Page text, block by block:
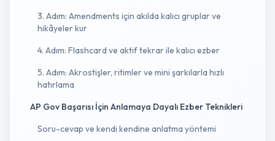
3. Adım: Amendments için akılda kalıcı gruplar ve
hikâyeler kur
4. Adım: Flashcard ve aktif tekrar ile kalıcı ezber
5. Adım: Akrostişler, ritimler ve mini şarkılarla hızlı
hatırlama
AP Gov Başarısı İçin Anlamaya Dayalı Ezber Teknikleri
Soru-cevap ve kendi kendine anlatma yöntemi